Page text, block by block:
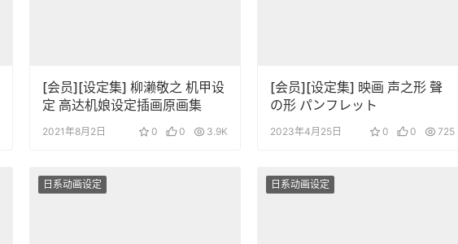
[会员][设定集] 柳濑敬之 机甲设
定 高达机娘设定插画原画集
2021年8月2日 0 0 3.9K
[会员][设定集] 映画 声之形 聲
の形 パンフレット
2023年4月25日 0 0 725
日系动画设定 日系动画设定